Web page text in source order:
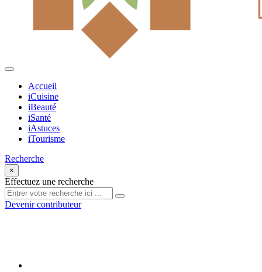
Accueil
iCuisine
iBeauté
iSanté
iAstuces
iTourisme
Recherche
×
Effectuez une recherche
Devenir contributeur